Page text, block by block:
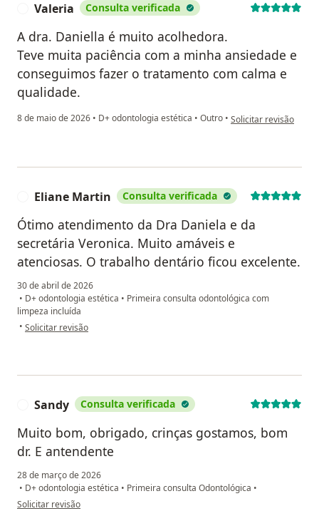
Valeria Consulta verificada
A dra. Daniella é muito acolhedora.
Teve muita paciência com a minha ansiedade e
conseguimos fazer o tratamento com calma e
qualidade.
8 de maio de 2026 • D+ odontologia estética • Outro • na opinião do
Solicitar revisão
Eliane Martin Consulta verificada
Ótimo atendimento da Dra Daniela e da
secretária Veronica. Muito amáveis e
atenciosas. O trabalho dentário ficou excelente.
30 de abril de 2026
• D+ odontologia estética • Primeira consulta odontológica com
limpeza incluída
• na opinião do utilizador Eliane Martin
Solicitar revisão
Sandy Consulta verificada
Muito bom, obrigado, crinças gostamos, bom
dr. E antendente
28 de março de 2026
• D+ odontologia estética • Primeira consulta Odontológica •
na opinião do utilizador Sandy
Solicitar revisão